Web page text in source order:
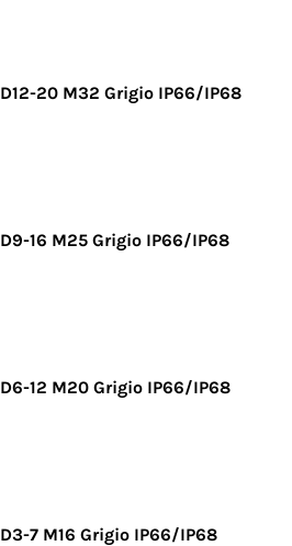
20 M32 Grigio IP66/IP68
16 M25 Grigio IP66/IP68
12 M20 Grigio IP66/IP68
7 M16 Grigio IP66/IP68